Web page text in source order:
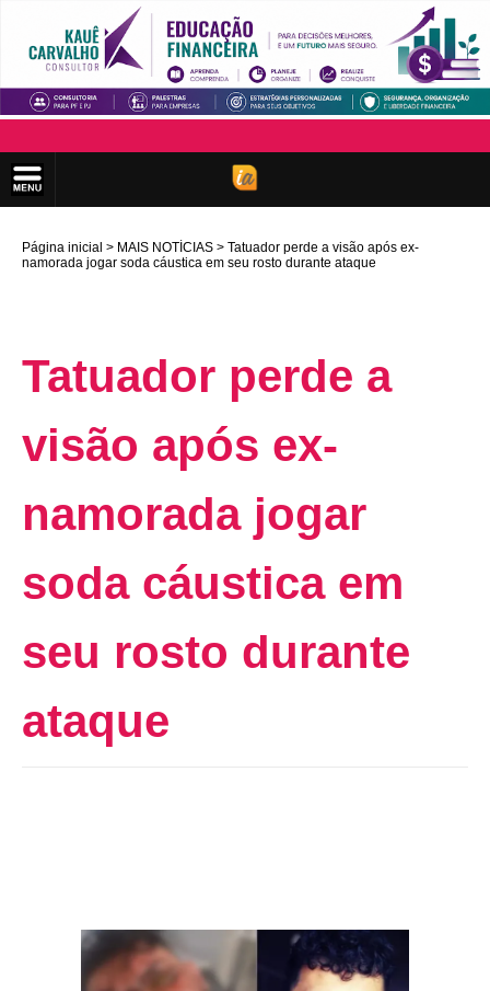
Página inicial MAIS NOTÍCIAS
Tatuador perde a visão após ex-
namorada jogar soda cáustica em seu rosto durante ataque
Tatuador perde a
visão após ex-
namorada jogar
soda cáustica em
seu rosto durante
ataque